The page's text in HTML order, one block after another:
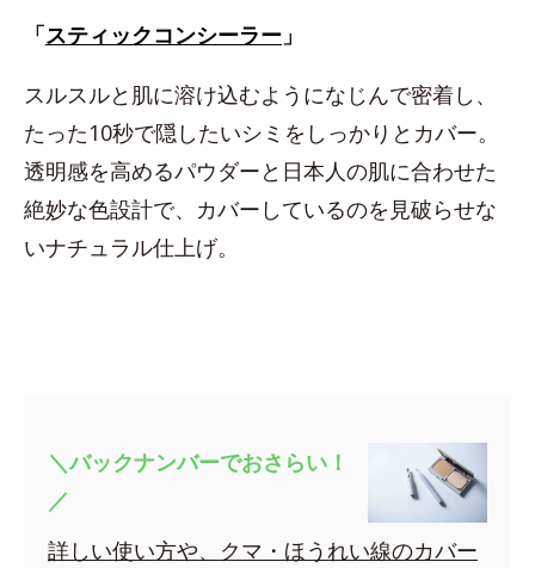
「スティックコンシーラー 」
スルスルと肌に溶け込むようになじんで密着し、
たった10秒で隠したいシミをしっかりとカバー。
透明感を高めるパウダーと日本人の肌に合わせた
絶妙な色設計で、カバーしているのを見破らせな
いナチュラル仕上げ。
＼バックナンバーでおさらい！
／
詳しい使い方や、クマ・ほうれい線のカバー